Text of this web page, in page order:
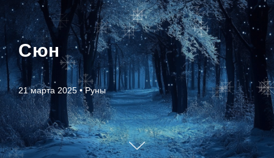
Сюн
21 марта 2025 • Руны